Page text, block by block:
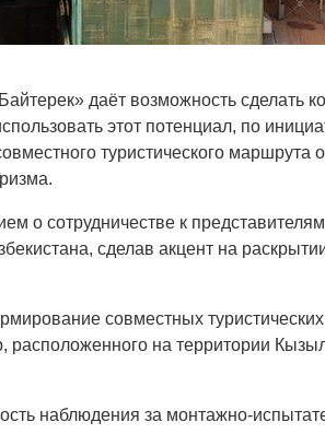
даёт возможность сделать
этот потенциал, по
туристического маршрута
о сотрудничестве к
сделав акцент на
совместных туристических
на территории
наблюдения за монтажно-